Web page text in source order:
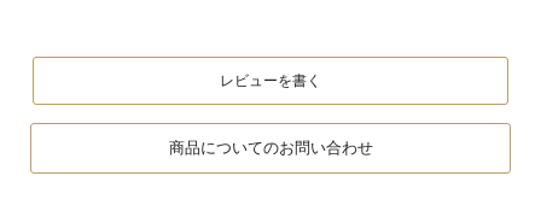
レビューを書く
商品についてのお問い合わせ